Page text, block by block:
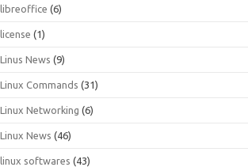
libreoffice (6)
license (1)
Linus News (9)
Linux Commands (31)
Linux Networking (6)
Linux News (46)
linux softwares (43)